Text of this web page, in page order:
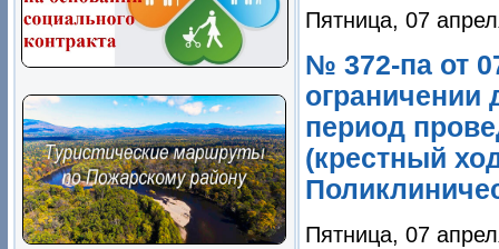
Пятница, 07
№ 372-па от
ограничении
период
(крестный
Пятница, 07